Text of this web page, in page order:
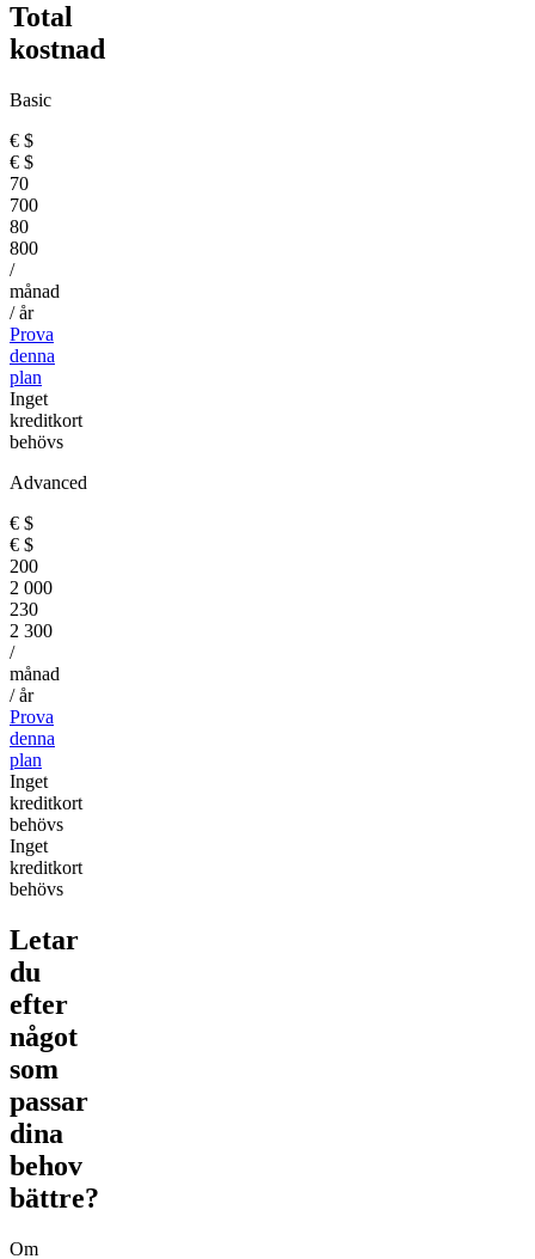
Total
kostnad
Basic
€ $
€ $
70
700
80
800
/
månad
/ år
Prova
denna
plan
Inget
kreditkort
behövs
Advanced
€ $
€ $
200
2 000
230
2 300
/
månad
/ år
Prova
denna
plan
Inget
kreditkort
behövs
Inget
kreditkort
behövs
Letar
du
efter
något
som
passar
dina
behov
bättre?
Om